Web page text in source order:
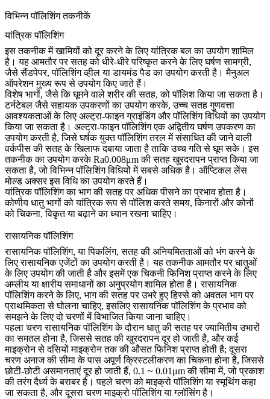
विभिन्न पॉलिशिंग तकनीकें
यांत्रिक पॉलिशिंग
इस तकनीक में खामियों को दूर करने के लिए यांत्रिक बल का उपयोग शामिल
है। यह आमतौर पर सतह को धीरे-धीरे परिष्कृत करने के लिए घर्षण सामग्री,
जैसे सैंडपेपर, पॉलिशिंग व्हील या डायमंड पैड का उपयोग करती है। मैनुअल
ऑपरेशन मुख्य रूप से उपयोग किए जाते हैं।
विशेष भागों, जैसे कि घूमने वाले शरीर की सतह, को पॉलिश किया जा सकता है।
टर्नटेबल जैसे सहायक उपकरणों का उपयोग करके, उच्च सतह गुणवत्ता
आवश्यकताओं के लिए अल्ट्रा-फाइन ग्राइंडिंग और पॉलिशिंग विधियों का उपयोग
किया जा सकता है। अल्ट्रा-फाइन पॉलिशिंग एक अद्वितीय घर्षण उपकरण का
उपयोग करती है, जिसे घर्षक युक्त पॉलिशिंग तरल में संसाधित की जाने वाली
वर्कपीस की सतह के खिलाफ दबाया जाता है ताकि उच्च गति से घूम सके। इस
तकनीक का उपयोग करके Ra0.008μm की सतह खुरदरापन प्राप्त किया जा
सकता है, जो विभिन्न पॉलिशिंग विधियों में सबसे अधिक है। ऑप्टिकल लेंस
मोल्ड अक्सर इस विधि का उपयोग करते हैं।
यांत्रिक पॉलिशिंग का भाग की सतह पर अधिक पीसने का प्रभाव होता है।
कोणीय धातु भागों को यांत्रिक रूप से पॉलिश करते समय, किनारों और कोनों
को चिकना, विकृत या बढ़ाने का ध्यान रखना चाहिए।
रासायनिक पॉलिशिंग
रासायनिक पॉलिशिंग, या पिकलिंग, सतह की अनियमितताओं को भंग करने के
लिए रासायनिक एजेंटों का उपयोग करती है। यह तकनीक आमतौर पर धातुओं
के लिए उपयोग की जाती है और इसमें एक चिकनी फिनिश प्राप्त करने के लिए
अम्लीय या क्षारीय समाधानों का अनुप्रयोग शामिल होता है। रासायनिक
पॉलिशिंग करने के लिए, भाग की सतह पर उभरे हुए हिस्से को अवतल भाग पर
प्राथमिकता से घोलना चाहिए, इसलिए रासायनिक पॉलिशिंग के प्रभाव को
समझने के लिए दो चरणों में विभाजित किया जाना चाहिए।
पहला चरण रासायनिक पॉलिशिंग के दौरान धातु की सतह पर ज्यामितीय उभारों
का समतल होना है, जिससे सतह की खुरदरापन दूर हो जाती है, और कई
माइक्रोन से दसियों माइक्रोन तक की औसत फिनिश प्राप्त होती है; दूसरा
चरण अनाज की सीमा के पास अपूर्ण क्रिस्टलीकरण का चिकना होना है, जिससे
छोटी-छोटी असमानताएं दूर हो जाती हैं, 0.1 ~ 0.01μm की सीमा में, जो प्रकाश
की तरंग दैर्ध्य के बराबर है। पहले चरण को माइक्रो पॉलिशिंग या स्मूथिंग कहा
जा सकता है, और दूसरा चरण माइक्रो पॉलिशिंग या ग्लॉसिंग है।